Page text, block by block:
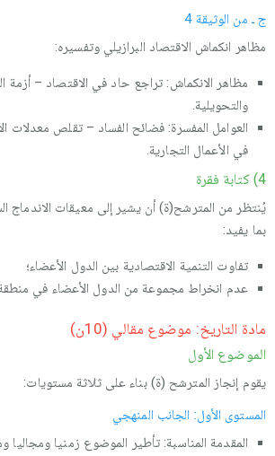
ج ـ من الوثيقة 4
مظاهر انكماش الاقتصاد البرازيلي وتفسيره:
مظاهر الانكماش: تراجع حاد في الاقتصاد – أزمة
والتحويلية.
العوامل المفسرة: فضائح الفساد – تقلص معدلات
في الأعمال التجارية.
4) كتابة فقرة
يُنتظر من المترشح(ة) أن يشير إلى معيقات الاندماج
بما يفيد:
تفاوت التنمية الاقتصادية بين الدول الأعضاء؛
عدم انخراط مجموعة من الدول الأعضاء في منطقة
مادة التاريخ: موضوع مقالي (10ن)
الموضوع الأول
يقوم إنجاز المترشح (ة) بناء على ثلاثة مستويات:
المستوى الأول: الجانب المنهجي
المقدمة المناسبة: تأطير الموضوع زمنيا ومجاليا